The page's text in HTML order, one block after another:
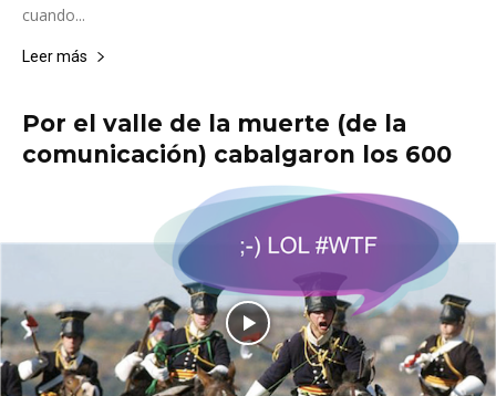
cuando...
Leer más
Por el valle de la muerte (de la
comunicación) cabalgaron los 600